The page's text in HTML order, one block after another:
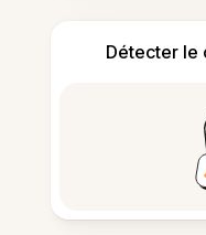
Détecter le